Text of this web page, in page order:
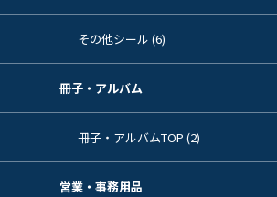
その他シール (6)
冊子・アルバム
冊子・アルバムTOP (2)
営業・事務用品